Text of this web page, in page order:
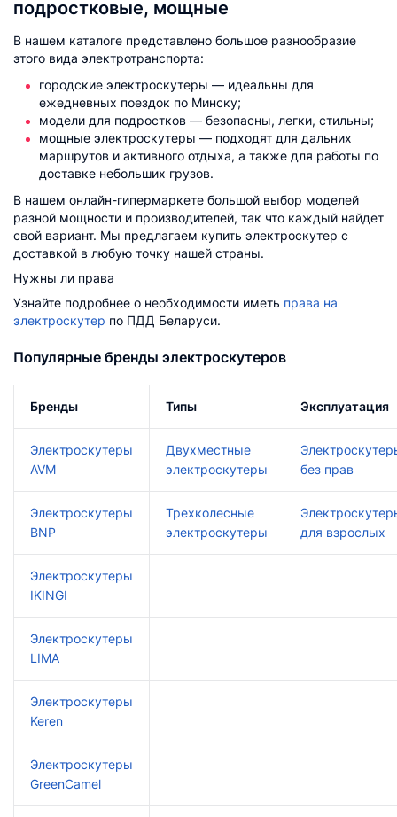
подростковые, мощные
В нашем каталоге представлено большое разнообразие
этого вида электротранспорта:
городские электроскутеры — идеальны для
ежедневных поездок по Минску;
модели для подростков — безопасны, легки, стильны;
мощные электроскутеры — подходят для дальних
маршрутов и активного отдыха, а также для работы по
доставке небольших грузов.
В нашем онлайн-гипермаркете большой выбор моделей
разной мощности и производителей, так что каждый найдет
свой вариант. Мы предлагаем купить электроскутер с
доставкой в любую точку нашей страны.
Нужны ли права
Узнайте подробнее о необходимости иметь права на
электроскутер по ПДД Беларуси.
Популярные бренды электроскутеров
Бренды Типы Эксплуатация
Электроскутеры
AVM
Двухместные
электроскутеры
без прав
Электроскутеры
BNP
Трехколесные
электроскутеры
для взрослых
Электроскутеры
IKINGI
Электроскутеры
LIMA
Электроскутеры
Keren
Электроскутеры
GreenCamel